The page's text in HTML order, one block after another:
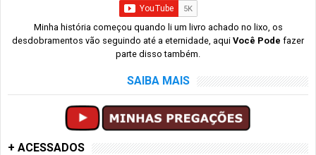
Minha história começou quando li um livro achado no lixo, os
desdobramentos vão seguindo até a eternidade, aqui Você Pode fazer
parte disso também.
SAIBA MAIS
+ ACESSADOS